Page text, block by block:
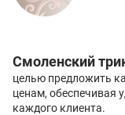
Смоленский
целью предложить
ценам, обеспечивая
каждого клиента.